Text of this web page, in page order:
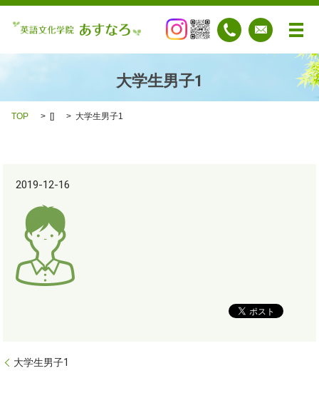
メ
大学生男子1
TOP [] 大学生男子1
2019-12-16
大学生男子1